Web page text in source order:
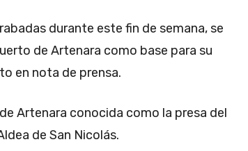
durante este fin de semana, se
de Artenara como base para su
en nota de prensa.
Artenara conocida como la presa del
de San Nicolás.